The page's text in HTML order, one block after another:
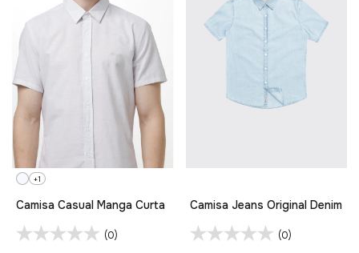
+1
Camisa Casual Manga Curta
(0)
Camisa Jeans Original Denim
(0)